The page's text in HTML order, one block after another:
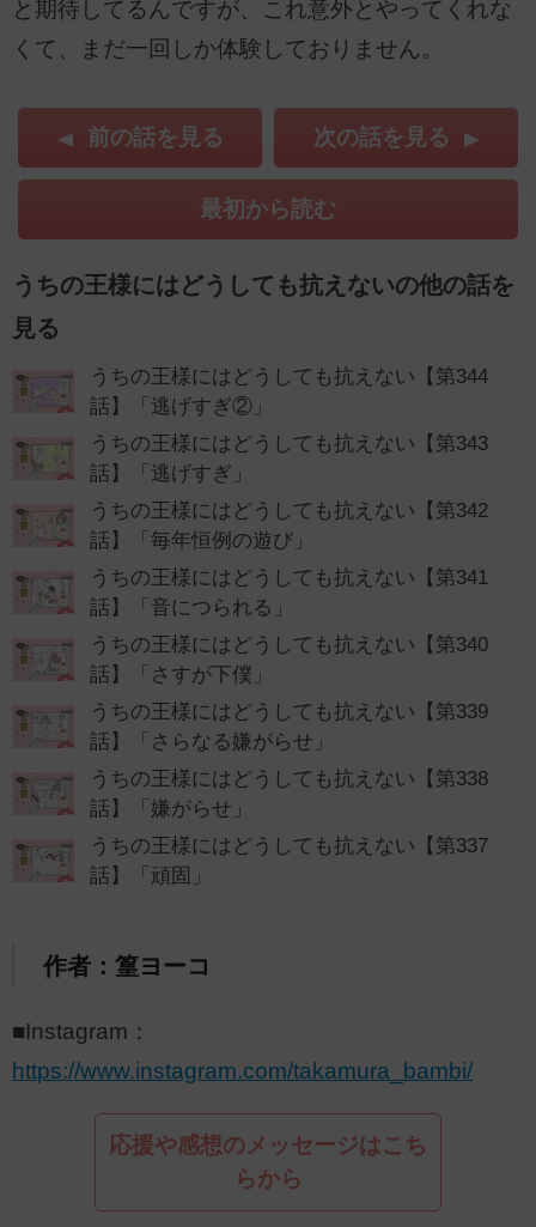
と期待してるんですが、これ意外とやってくれな
くて、まだ一回しか体験しておりません。
前の話を見る 次の話を見る
最初から読む
うちの王様にはどうしても抗えないの他の話を
見る
うちの王様にはどうしても抗えない【第344
話】「逃げすぎ②」
うちの王様にはどうしても抗えない【第343
話】「逃げすぎ」
うちの王様にはどうしても抗えない【第342
話】「毎年恒例の遊び」
うちの王様にはどうしても抗えない【第341
話】「音につられる」
うちの王様にはどうしても抗えない【第340
話】「さすが下僕」
うちの王様にはどうしても抗えない【第339
話】「さらなる嫌がらせ」
うちの王様にはどうしても抗えない【第338
話】「嫌がらせ」
うちの王様にはどうしても抗えない【第337
話】「頑固」
作者：篁ヨーコ
■Instagram：
https://www.instagram.com/takamura_bambi/
応援や感想のメッセージはこち
らから